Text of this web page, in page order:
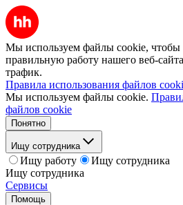
Мы используем файлы cookie, чтобы
правильную работу нашего веб-
трафик.
Правила использования файлов
Мы используем файлы cookie.
файлов cookie
Понятно
Ищу сотрудника
Ищу работу
Ищу сотрудника
Ищу сотрудника
Сервисы
Помощь